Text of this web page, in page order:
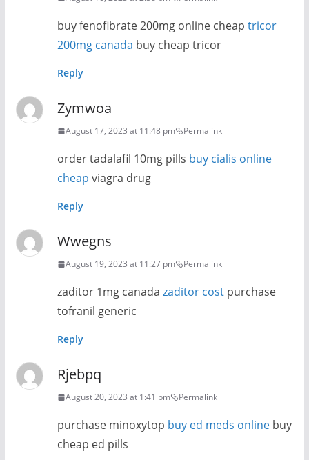
buy fenofibrate 200mg online cheap tricor
200mg canada buy cheap tricor
Reply
Zymwoa
August 17, 2023 at 11:48 pm Permalink
order tadalafil 10mg pills buy cialis online
cheap viagra drug
Reply
Wwegns
August 19, 2023 at 11:27 pm Permalink
zaditor 1mg canada zaditor costpurchase
tofranil generic
Reply
Rjebpq
August 20, 2023 at 1:41 pm Permalink
purchase minoxytop buy ed meds onlinebuy
cheap ed pills